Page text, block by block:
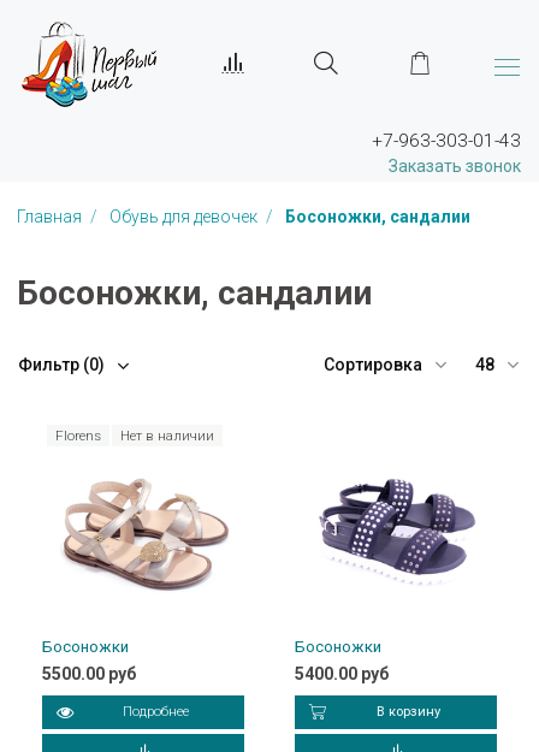
+7-963-303-01-43
Заказать звонок
Главная Обувь для девочек Босоножки, сандалии
Босоножки, сандалии
Фильтр (0) Сортировка 48
Florens Нет в наличии
Босоножки
5500.00 руб
Подробнее
Босоножки
5400.00 руб
В корзину